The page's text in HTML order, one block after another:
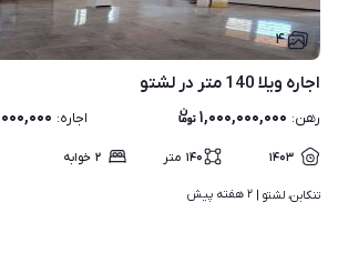
۴
اجاره ویلا 140 متر در لشتو
رهن: ۱,۰۰۰,۰۰۰,۰۰۰ اجاره:
۱۴۰۳ ۱۴۰ متر ۲ خوابه
تنکابن، لشتو | ۲ هفته پیش